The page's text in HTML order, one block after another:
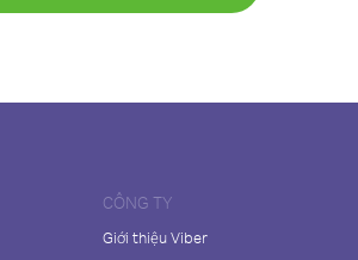
CÔNG TY
Giới thiệu Viber